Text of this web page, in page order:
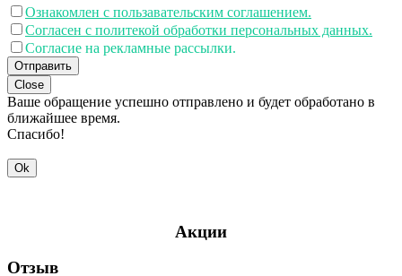
Ознакомлен с пользавательским соглашением.
Согласен с политекой обработки персональных данных.
Согласие на рекламные рассылки.
Отправить
Close
Ваше обращение успешно отправлено и будет обработано в
ближайшее время.
Спасибо!
Ok
Акции
Отзыв